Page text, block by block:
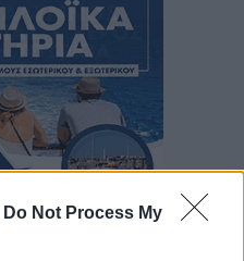
Do Not Process My